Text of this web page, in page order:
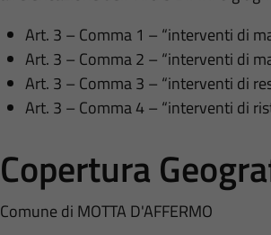
Art. 3 – Comma 1 – “interventi di
Art. 3 – Comma 2 – “interventi di
Art. 3 – Comma 3 – “interventi di
Art. 3 – Comma 4 – “interventi di
Copertura
Comune di MOTTA D'AFFERMO